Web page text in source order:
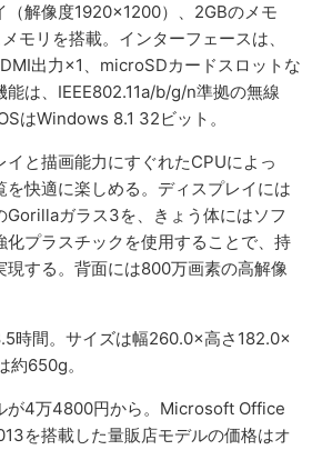
（解像度1920×1200）、2GBのメモ
モリを搭載。インターフェースは、
出力×1、microSDカードスロットな
能は、IEEE802.11a/b/g/n準拠の無線
はWindows 8.1 32ビット。
と描画能力にすぐれたCPUによっ
快適に楽しめる。ディスプレイには
Gorillaガラス3を、きょう体にはソフ
化プラスチックを使用することで、持
現する。背面には800万画素の高解像
時間。サイズは幅260.0×高さ182.0×
約650g。
が4万4800円から。Microsoft Office
を搭載した量販店モデルの価格はオ